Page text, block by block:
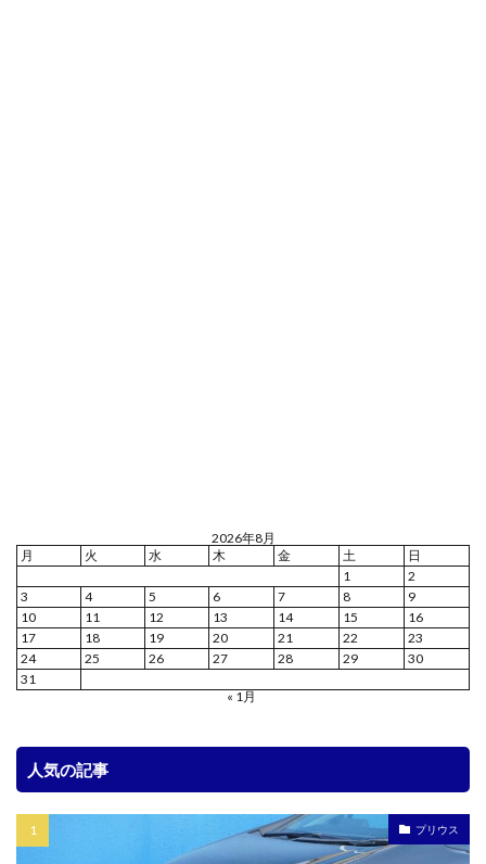
2026年8月
月
火 水 木 金 土
日
1
2
3
4 5 6 7 8
9
10
11 12 13 14 15
16
17
18 19 20 21 22
23
24
25 26 27 28 29
30
31
« 1月
人気の記事
プリウス